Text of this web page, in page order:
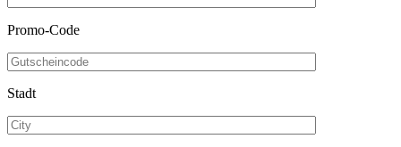
Promo-Code
Stadt